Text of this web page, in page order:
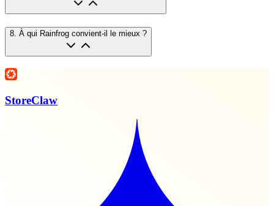
8 À qui Rainfrog convient-il le mieux ?
StoreClaw